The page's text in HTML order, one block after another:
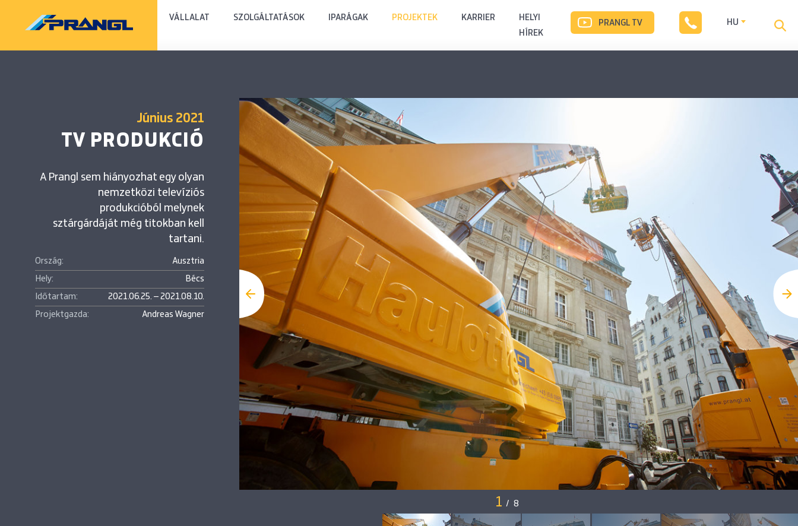
VÁLLALAT SZOLGÁLTATÁSOK IPARÁGAK PROJEKTEK KARRIER
HELYI
HÍREK
PRANGL TV HU
Június 2021
TV PRODUKCIÓ
A Prangl sem hiányozhat egy olyan
nemzetközi televíziós
produkcióból melynek
sztárgárdáját még titokban kell
tartani.
Ország:
Ausztria
Hely:
Bécs
Időtartam:
2021.06.25. – 2021.08.10.
Projektgazda:
Andreas Wagner
1 / 8